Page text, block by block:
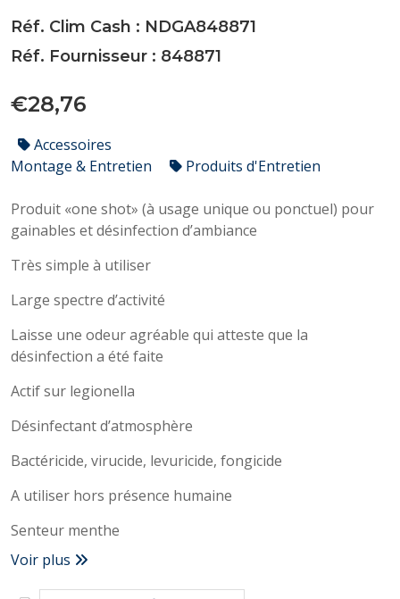
Réf. Clim Cash : NDGA848871
Réf. Fournisseur : 848871
€28,76
Accessoires
Montage & Entretien
Produits d'Entretien
Produit «one shot» (à usage unique ou ponctuel) pour
gainables et désinfection d’ambiance
Très simple à utiliser
Large spectre d’activité
Laisse une odeur agréable qui atteste que la
désinfection a été faite
Actif sur legionella
Désinfectant d’atmosphère
Bactéricide, virucide, levuricide, fongicide
A utiliser hors présence humaine
Senteur menthe
Voir plus